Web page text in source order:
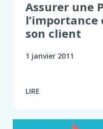
Assurer une
son client
1 janvier 2011
LIRE